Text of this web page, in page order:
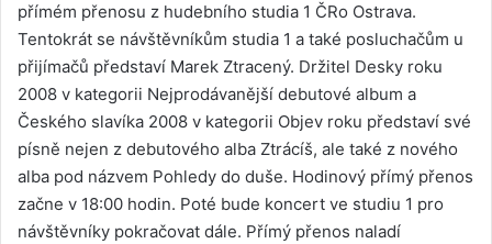
přímém přenosu z hudebního studia 1 ČRo Ostrava.
Tentokrát se návštěvníkům studia 1 a také posluchačům u
přijímačů představí Marek Ztracený. Držitel Desky roku
2008 v kategorii Nejprodávanější debutové album a
Českého slavíka 2008 v kategorii Objev roku představí své
písně nejen z debutového alba Ztrácíš, ale také z nového
alba pod názvem Pohledy do duše. Hodinový přímý přenos
začne v 18:00 hodin. Poté bude koncert ve studiu 1 pro
návštěvníky pokračovat dále. Přímý přenos naladí